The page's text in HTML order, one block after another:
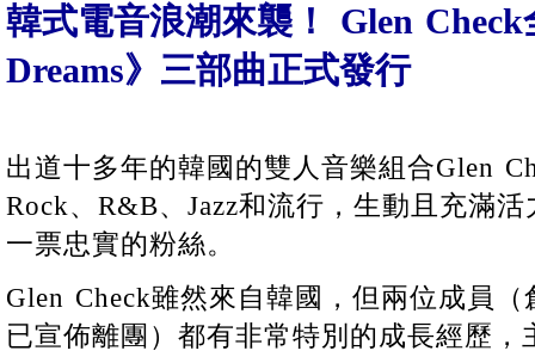
韓式電音浪潮來襲！ Glen
Dreams》三部曲正式發行
出道十多年的韓國的雙人音樂組合Glen
Rock、R&B、Jazz和流行，生動且充滿
一票忠實的粉絲。
Glen Check雖然來自韓國，但兩位成員
已宣佈離團）都有非常特別的成長經歷，